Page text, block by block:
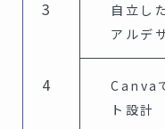
自立し
アルデ
Canva
ト設計